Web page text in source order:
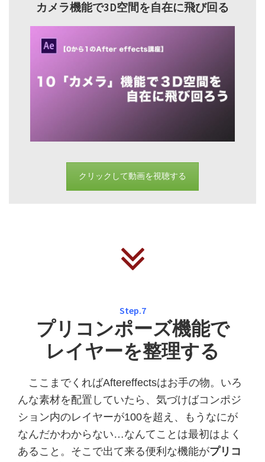
カメラ機能で3D空間を自在に飛び回る
クリックして動画を視聴する
Step.7
プリコンポーズ機能で
レイヤーを整理する
ここまでくればAftereffectsはお手の物。いろ
んな素材を配置していたら、気づけばコンポジ
ション内のレイヤーが100を超え、もうなにが
なんだかわからない…なんてことは最初はよく
あること。そこで出て来る便利な機能がプリコ